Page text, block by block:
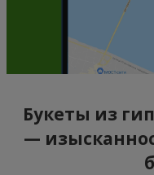
Букеты из
—